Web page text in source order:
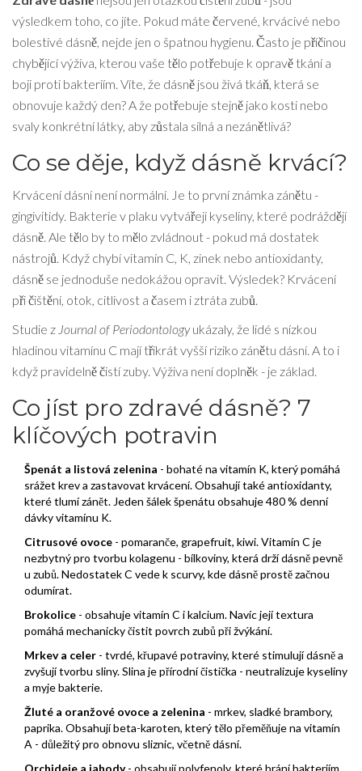
výsledkem toho, co jíte. Pokud máte červené, krvácivé nebo
bolestivé dásně, nejde jen o špatnou hygienu. Často je příčinou
chybějící výživa, kterou vaše tělo potřebuje k opravě tkání a
boji proti bakteriím. Víte, že dásně jsou živá tkáň, která se
obnovuje každý den? A že potřebuje stejně jako kosti nebo
svaly konkrétní látky, aby zůstala silná a nezánětlivá?
Co se děje, když dásně krvácí?
Krvácení dásní není normální. Je to první známka zánětu -
gingivitidy. Bakterie v plaku vytvářejí kyseliny, které podráždějí
dásně. Ale tělo by to mělo zvládnout - pokud má dostatek
nástrojů. Když chybí vitamín C, K, zinek nebo antioxidanty,
dásně se jednoduše nedokážou opravit. Výsledek? Krvácení
při čištění, otok, citlivost a časem i ztráta zubů.
Studie z Journal of Periodontologyukázaly, že lidé s nízkou
hladinou vitamínu C mají třikrát vyšší riziko zánětu dásní. A to i
když pravidelně čistí zuby. Výživa není doplněk - je základ.
Co jíst pro zdravé dásně? 7
klíčových potravin
Špenát a listová zelenina - bohaté na vitamín K, který pomáhá
srážet krev a zastavovat krvácení. Obsahují také antioxidanty,
které tlumí zánět. Jeden šálek špenátu obsahuje 480 % denní
dávky vitamínu K.
Citrusové ovoce - pomaranče, grapefruit, kiwi. Vitamín C je
nezbytný pro tvorbu kolagenu - bílkoviny, která drží dásně pevně
u zubů. Nedostatek C vede k scurvy, kde dásně prostě začnou
odumírat.
Brokolice - obsahuje vitamín C i kalcium. Navíc její textura
pomáhá mechanicky čistit povrch zubů při žvýkání.
Mrkev a celer - tvrdé, křupavé potraviny, které stimulují dásně a
zvyšují tvorbu sliny. Slina je přírodní čistička - neutralizuje kyseliny
a myje bakterie.
Žluté a oranžové ovoce a zelenina - mrkev, sladké brambory,
paprika. Obsahují beta-karoten, který tělo přeměňuje na vitamín
A - důležitý pro obnovu sliznic, včetně dásní.